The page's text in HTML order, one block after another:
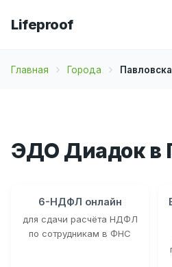
Lifeproof
Главная Города
ЭДО Диадок в
6-НДФЛ онлайн
для сдачи расчёта НДФЛ
по сотрудникам в ФНС